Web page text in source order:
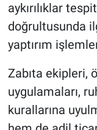
aykırılıklar
doğrultusunda
yaptırım
Zabıta ekipleri,
uygulamaları,
kurallarına